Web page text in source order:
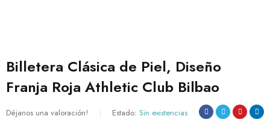
Billetera Clásica de Piel, Diseño
Franja Roja Athletic Club Bilbao
Déjanos una valoración! Estado: Sin existencias